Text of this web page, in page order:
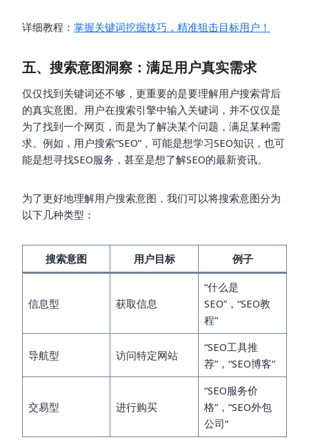
详细教程： 掌握关键词挖掘技巧，精准狙击目标用户！
五、搜索意图洞察：满足用户真实需求
仅仅找到关键词还不够，更重要的是要理解用户搜索背后
的真实意图。用户在搜索引擎中输入关键词，并不仅仅是
为了找到一个网页，而是为了解决某个问题，满足某种需
求。例如，用户搜索“SEO”，可能是想学习SEO知识，也可
能是想寻找SEO服务，甚至是想了解SEO的最新资讯。
为了更好地理解用户搜索意图，我们可以将搜索意图分为
以下几种类型：
搜索意图 用户目标 例子
信息型 获取信息
“什么是
SEO”，“SEO教
程”
导航型 访问特定网站
“SEO工具推
荐”，“SEO博客”
交易型 进行购买
“SEO服务价
格”，“SEO外包
公司”